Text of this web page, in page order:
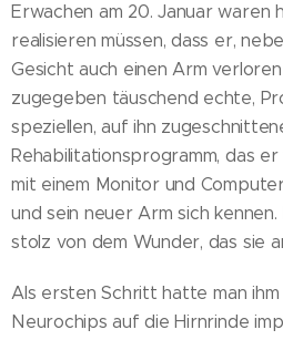
Erwachen am 20. Januar waren
realisieren müssen, dass er,
Gesicht auch einen Arm
zugegeben täuschend echte,
speziellen, auf ihn
Rehabilitationsprogramm, das
mit einem Monitor und
und sein neuer Arm sich
stolz von dem Wunder, das sie
Als ersten Schritt hatte man
Neurochips auf die Hirnrinde